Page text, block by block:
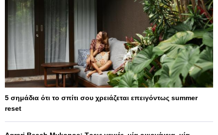
5 σημάδια ότι το σπίτι σου χρειάζεται επειγόντως summer
reset